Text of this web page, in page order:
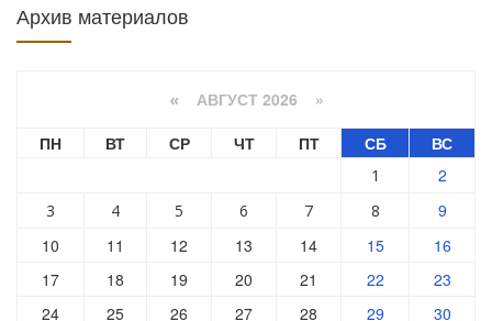
Архив материалов
« АВГУСТ 2026 »
ПН
ВТ СР ЧТ ПТ СБ ВС
1 2
3 4 5 6 7 8
9
10
11 12 13 14 15
16
17
18 19 20 21 22
23
24
25 26 27 28 29
30